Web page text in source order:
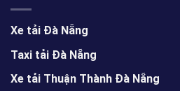
Xe tải Đà Nẵng
Taxi tải Đà Nẵng
Xe tải Thuận Thành Đà Nẵng